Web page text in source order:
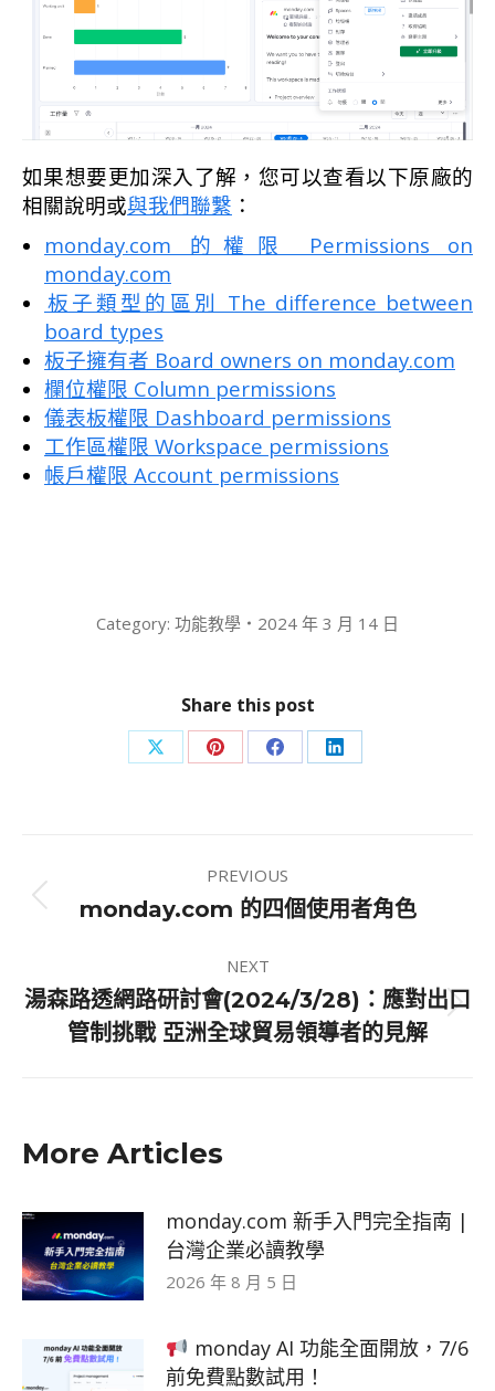
如果想要更加深入了解，您可以查看以下原廠的
相關說明或與我們聯繫 ：
monday.com 的權限 Permissions on
monday.com
板子類型的區別 The difference between
board types
板子擁有者 Board owners on monday.com
欄位權限 Column permissions
儀表板權限 Dashboard permissions
工作區權限 Workspace permissions
帳戶權限 Account permissions
Category: 功能教學 2024 年 3 月 14 日
Share this post
Share Share Share Share
navigation
PREVIOUS
Previous
monday.com 的四個使用者角色
NEXT
Next
post:
湯森路透網路研討會(2024/3/28)：應對出口
管制挑戰 亞洲全球貿易領導者的見解
More Articles
monday.com 新手入門完全指南 |
台灣企業必讀教學
2026 年 8 月 5 日
monday AI 功能全面開放，7/6
前免費點數試用！